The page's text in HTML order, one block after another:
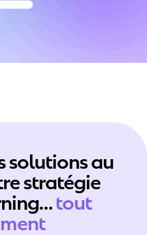
solutions au
stratégie
tout